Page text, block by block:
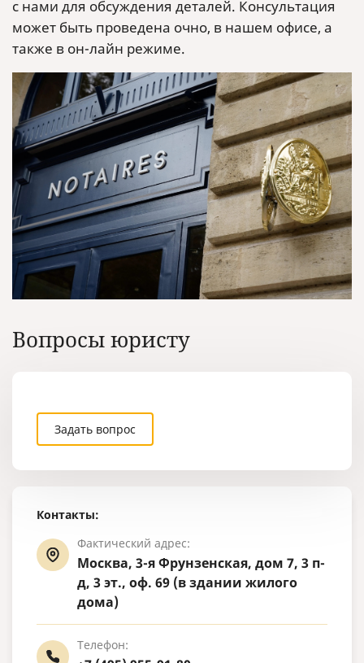
Контакты:
Фактический адрес:
Москва, 3-я Фрунзенская, дом 7, 3 п-
д, 3 эт., оф. 69 (в здании жилого
дома)
Телефон:
с нами для обсуждения деталей. Консультация
может быть проведена очно, в нашем офисе, а
также в он-лайн режиме.
Вопросы юристу
Задать вопрос